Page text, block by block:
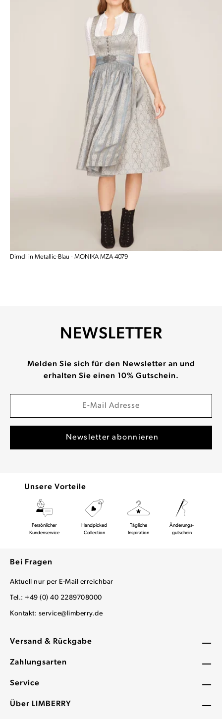
Dirndl in Metallic-Blau - MONIKA MZA 4079
Versand & Rückgabe
Zahlungsarten
Service
Über LIMBERRY
NEWSLETTER
Melden Sie sich für den Newsletter an und
erhalten Sie einen 10% Gutschein.
Unsere Vorteile
Persönlicher
Kundenservice
Handpicked
Collection
Tägliche
Inspiration
Änderungs-
gutschein
Bei Fragen
Aktuell nur per E-Mail erreichbar
Tel.: +49 (0) 40 2289708000
Kontakt: service@limberry.de